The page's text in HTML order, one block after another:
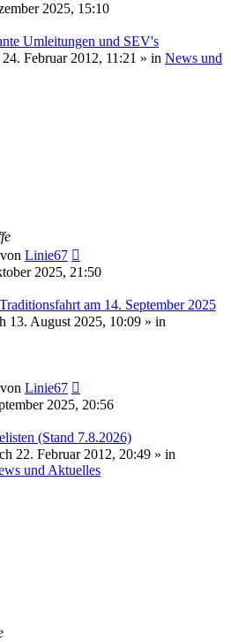
2025, 15:10
Umleitungen und SEV's
24. Februar 2012, 11:21 » in News und
von Linie67
2025, 21:50
am 14. September 2025
13. August 2025, 10:09 » in
von Linie67
2025, 20:56
(Stand 7.8.2026)
22. Februar 2012, 20:49 » in
und Aktuelles